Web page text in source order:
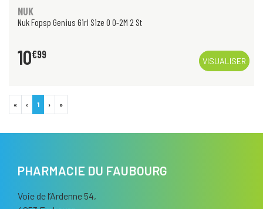
NUK
Nuk Fopsp Genius Girl Size 0 0-2M 2 St
10€99
VISUALISER
« ‹ 1 › »
PHARMACIE DU FAUBOURG
Voie de l’Ardenne 54,